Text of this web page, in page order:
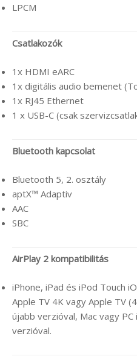
LPCM
Csatlakozók
1x HDMI eARC
1x digitális audio bemenet
1x RJ45 Ethernet
1 x USB-C (csak
Bluetooth kapcsolat
Bluetooth 5, 2. osztály
aptX™ Adaptiv
AAC
SBC
AirPlay 2 kompatibilitás
iPhone, iPad és iPod Touch
Apple TV 4K vagy Apple TV
újabb verzióval, Mac vagy
verzióval.